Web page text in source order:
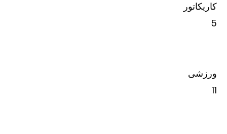
کاریکاتور
5
ورزشی
11